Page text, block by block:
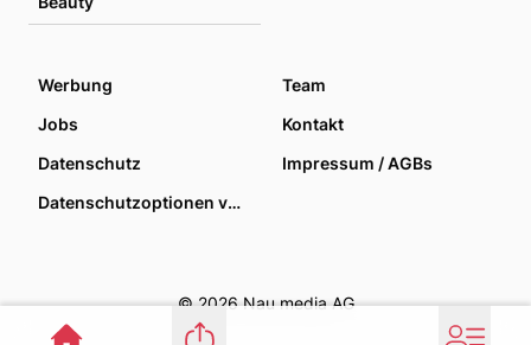
Werbung
Team
Jobs
Kontakt
Datenschutz
Impressum / AGBs
Datenschutzoptionen verwalten
© 2026 Nau media AG